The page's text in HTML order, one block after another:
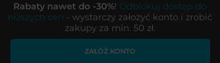
Rabaty nawet do -30%! Odblokuj dostęp do
niższych cen - wystarczy założyć konto i zrobić
zakupy za min. 50 zł.
ZAŁÓŻ KONTO